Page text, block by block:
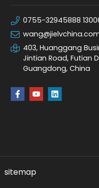
0755-32945888
403, Huanggang
Jintian Road, Futian
Guangdong, China
sitemap